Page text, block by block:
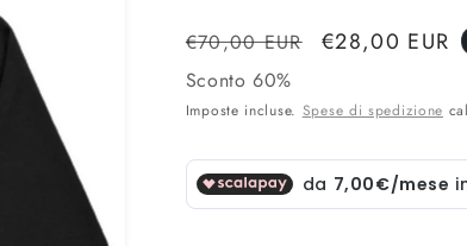
Prezzo
di
listino
€70,00 EUR
Prezzo
€28,00 EUR
Sconto 60%
Imposte incluse. Spese di spedizione